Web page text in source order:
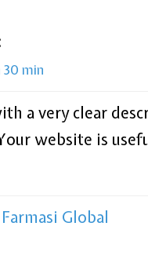
30 min
a very clear
website is
Farmasi Global